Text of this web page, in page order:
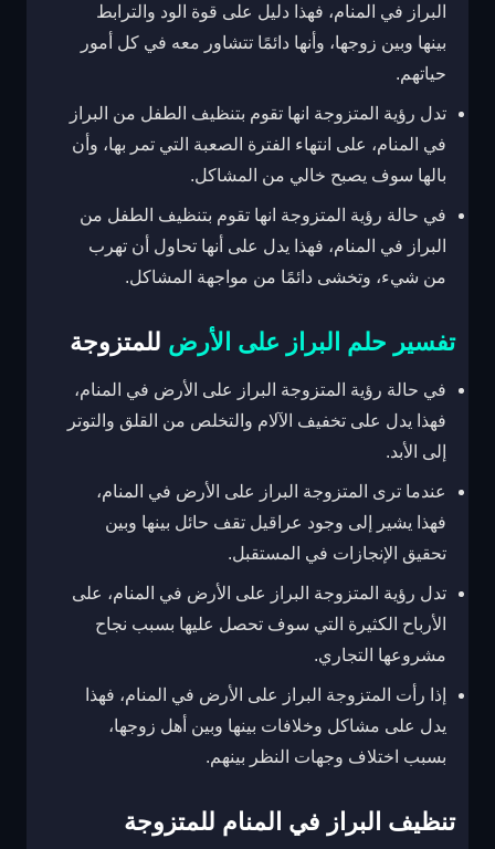
البراز في المنام، فهذا دليل على قوة الود والترابط
بينها وبين زوجها، وأنها دائمًا تتشاور معه في كل أمور
حياتهم.
تدل رؤية المتزوجة انها تقوم بتنظيف الطفل من البراز
في المنام، على انتهاء الفترة الصعبة التي تمر بها، وأن
بالها سوف يصبح خالي من المشاكل.
في حالة رؤية المتزوجة انها تقوم بتنظيف الطفل من
البراز في المنام، فهذا يدل على أنها تحاول أن تهرب
من شيء، وتخشى دائمًا من مواجهة المشاكل.
تفسير حلم البراز على الأرض للمتزوجة
في حالة رؤية المتزوجة البراز على الأرض في المنام،
فهذا يدل على تخفيف الآلام والتخلص من القلق والتوتر
إلى الأبد.
عندما ترى المتزوجة البراز على الأرض في المنام،
فهذا يشير إلى وجود عراقيل تقف حائل بينها وبين
تحقيق الإنجازات في المستقبل.
تدل رؤية المتزوجة البراز على الأرض في المنام، على
الأرباح الكثيرة التي سوف تحصل عليها بسبب نجاح
مشروعها التجاري.
إذا رأت المتزوجة البراز على الأرض في المنام، فهذا
يدل على مشاكل وخلافات بينها وبين أهل زوجها،
بسبب اختلاف وجهات النظر بينهم.
تنظيف البراز في المنام للمتزوجة